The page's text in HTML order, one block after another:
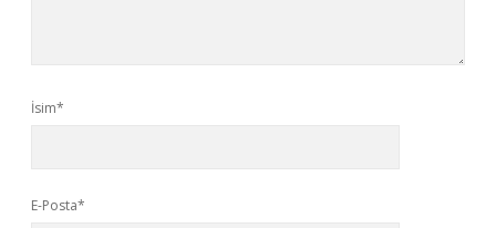
İsim*
E-Posta*